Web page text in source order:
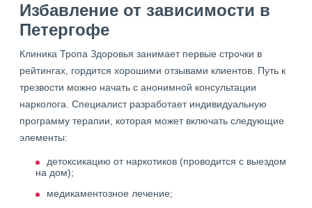
Избавление от зависимости в
Петергофе
Клиника Тропа Здоровья занимает первые строчки в
рейтингах, гордится хорошими отзывами клиентов. Путь к
трезвости можно начать с анонимной консультации
нарколога. Специалист разработает индивидуальную
программу терапии, которая может включать следующие
элементы:
детоксикацию от наркотиков (проводится с выездом
на дом);
медикаментозное лечение;